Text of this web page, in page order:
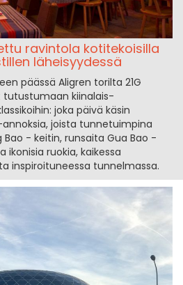
ravintola kotitekoisilla
läheisyydessä
päässä Aligren torilta 21G
tutustumaan kiinalais-
joka päivä käsin
joista tunnetuimpina
Bao - keitin, runsaita Gua Bao -
ikonisia ruokia, kaikessa
inspiroituneessa tunnelmassa.